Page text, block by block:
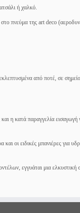
ή χαλκό.
πνεύμα της art deco
από ποτέ, σε
η κατά παραγγελία εισαγωγή
οι ειδικές μπανιέρες για
εγγυάται μια ελκυστική